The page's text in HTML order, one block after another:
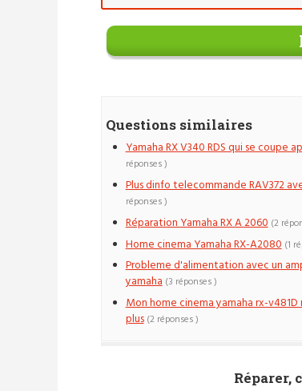
Questions similaires
Yamaha RX V340 RDS qui se coupe
réponses )
Plus dinfo telecommande RAV372
réponses )
Réparation Yamaha RX A 2060 (2
Home cinema Yamaha RX-A2080 (1
Probleme d'alimentation avec un
yamaha (3 réponses )
Mon home cinema yamaha rx-v481D
plus (2 réponses )
Réparer,